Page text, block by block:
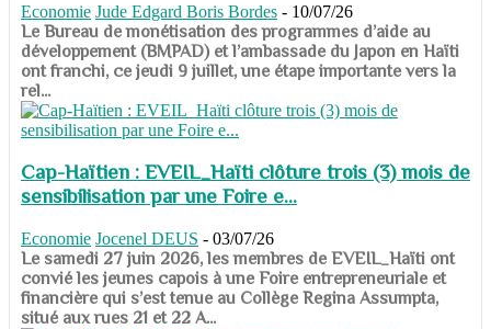
Economie Jude Edgard Boris Bordes - 10/07/26
​​​​​​​Le Bureau de monétisation des programmes d’aide au
développement (BMPAD) et l’ambassade du Japon en Haïti
ont franchi, ce jeudi 9 juillet, une étape importante vers la
rel...
Cap-Haïtien : EVEIL_Haïti clôture trois (3) mois de
sensibilisation par une Foire e...
Economie Jocenel DEUS - 03/07/26
Le samedi 27 juin 2026, les membres de EVEIL_Haïti ont
convié les jeunes capois à une Foire entrepreneuriale et
financière qui s’est tenue au Collège Regina Assumpta,
situé aux rues 21 et 22 A...